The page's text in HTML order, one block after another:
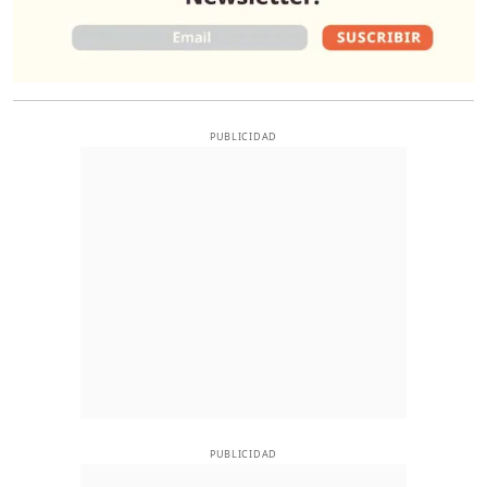
PUBLICIDAD
PUBLICIDAD